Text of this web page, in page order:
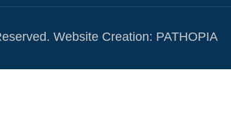
Website Creation: PATHOPIA